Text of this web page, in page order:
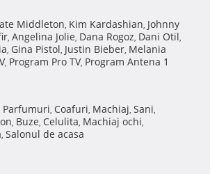
Middleton, Kim Kardashian, Johnny
, Angelina Jolie, Dana Rogoz, Dani Otil,
, Gina Pistol, Justin Bieber, Melania
, Program Pro TV, Program Antena 1
Parfumuri, Coafuri, Machiaj, Sani,
, Buze, Celulita, Machiaj ochi,
, Salonul de acasa